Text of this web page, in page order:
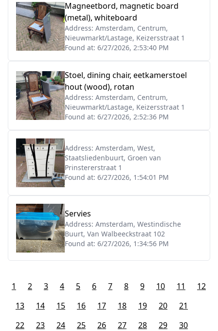
Magneetbord, magnetic board
(metal), whiteboard
Address: Amsterdam, Centrum,
Nieuwmarkt/Lastage, Keizersstraat 1
Found at: 6/27/2026, 2:53:40 PM
Stoel, dining chair, eetkamerstoel
hout (wood), rotan
Address: Amsterdam, Centrum,
Nieuwmarkt/Lastage, Keizersstraat 1
Found at: 6/27/2026, 2:52:36 PM
Address: Amsterdam, West,
Staatsliedenbuurt, Groen van
Prinstererstraat 1
Found at: 6/27/2026, 1:54:01 PM
Servies
Address: Amsterdam, Westindische
Buurt, Van Walbeeckstraat 102
Found at: 6/27/2026, 1:34:56 PM
1 2 3 4 5 6 7 8 9 10 11
12
13
14 15 16 17 18 19 20
21
22
23 24 25 26 27 28 29
30